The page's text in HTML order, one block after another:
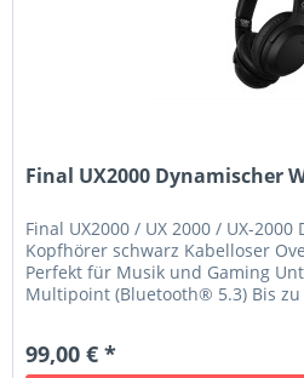
Final UX2000 Dynamischer
Final UX2000 / UX 2000 / UX-
Kopfhörer schwarz Kabelloser
Perfekt für Musik und Gaming
Multipoint (Bluetooth® 5.3) Bis zu
99,00 € *